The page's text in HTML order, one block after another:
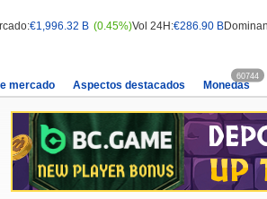
€1,996.32 B (0.45%)Vol 24H:€286.90 B
mercado Aspectos destacados Monedas
60744